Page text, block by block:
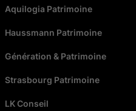
Aquilogia Patrimoine
Haussmann Patrimoine
Génération & Patrimoine
Strasbourg Patrimoine
LK Conseil